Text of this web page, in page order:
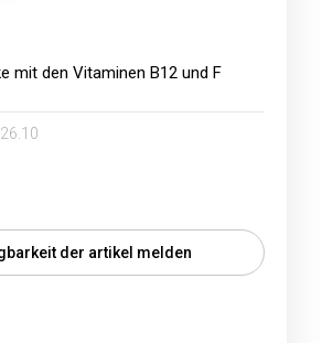
mit den Vitaminen B12 und F
der artikel melden